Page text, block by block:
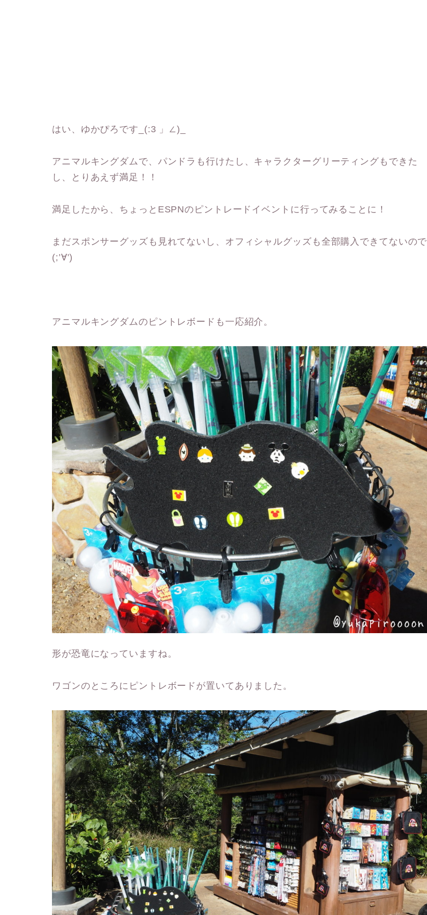
はい、ゆかぴろです_(:3 」∠)_
アニマルキングダムで、パンドラも行けたし、キャラクターグリーティングもできた
し、とりあえず満足！！
満足したから、ちょっとESPNのピントレードイベントに行ってみることに！
まだスポンサーグッズも見れてないし、オフィシャルグッズも全部購入できてないので
(;’∀’)
アニマルキングダムのピントレボードも一応紹介。
形が恐竜になっていますね。
ワゴンのところにピントレボードが置いてありました。